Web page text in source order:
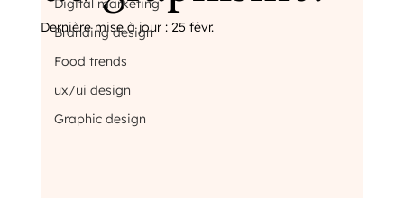
Digital marketing
Branding design
Food trends
ux/ui design
Graphic design
Dernière mise à jour : 25 févr.